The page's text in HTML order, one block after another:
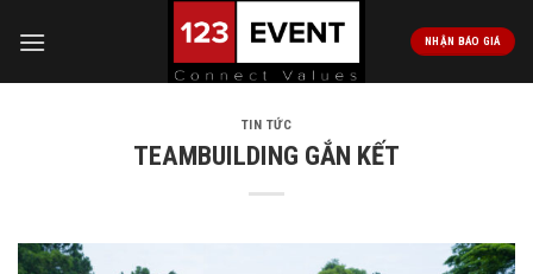
NHẬN BÁO GIÁ
TIN TỨC
TEAMBUILDING GẮN KẾT